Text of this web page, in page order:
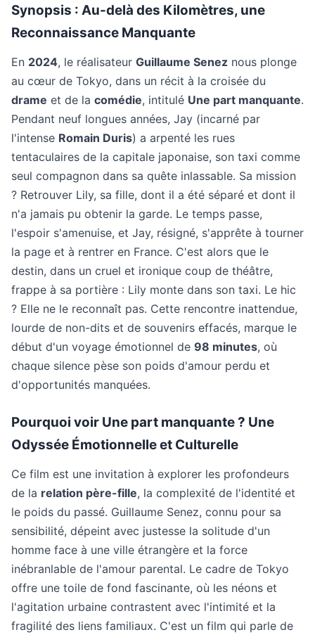
Synopsis : Au-delà des Kilomètres, une
Reconnaissance Manquante
En 2024, le réalisateur Guillaume Senez nous plonge
au cœur de Tokyo, dans un récit à la croisée du
drame et de la comédie, intitulé Une part manquante.
Pendant neuf longues années, Jay (incarné par
l'intense Romain Duris) a arpenté les rues
tentaculaires de la capitale japonaise, son taxi comme
seul compagnon dans sa quête inlassable. Sa mission
? Retrouver Lily, sa fille, dont il a été séparé et dont il
n'a jamais pu obtenir la garde. Le temps passe,
l'espoir s'amenuise, et Jay, résigné, s'apprête à tourner
la page et à rentrer en France. C'est alors que le
destin, dans un cruel et ironique coup de théâtre,
frappe à sa portière : Lily monte dans son taxi. Le hic
? Elle ne le reconnaît pas. Cette rencontre inattendue,
lourde de non-dits et de souvenirs effacés, marque le
début d'un voyage émotionnel de 98 minutes, où
chaque silence pèse son poids d'amour perdu et
d'opportunités manquées.
Pourquoi voir Une part manquante ? Une
Odyssée Émotionnelle et Culturelle
Ce film est une invitation à explorer les profondeurs
de la relation père-fille, la complexité de l'identité et
le poids du passé. Guillaume Senez, connu pour sa
sensibilité, dépeint avec justesse la solitude d'un
homme face à une ville étrangère et la force
inébranlable de l'amour parental. Le cadre de Tokyo
offre une toile de fond fascinante, où les néons et
l'agitation urbaine contrastent avec l'intimité et la
fragilité des liens familiaux. C'est un film qui parle de